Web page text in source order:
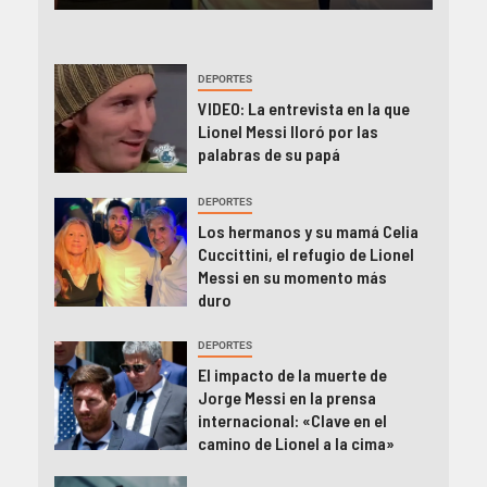
DEPORTES
VIDEO: La entrevista en la que
Lionel Messi lloró por las
palabras de su papá
DEPORTES
Los hermanos y su mamá Celia
Cuccittini, el refugio de Lionel
Messi en su momento más
duro
DEPORTES
El impacto de la muerte de
Jorge Messi en la prensa
internacional: «Clave en el
camino de Lionel a la cima»